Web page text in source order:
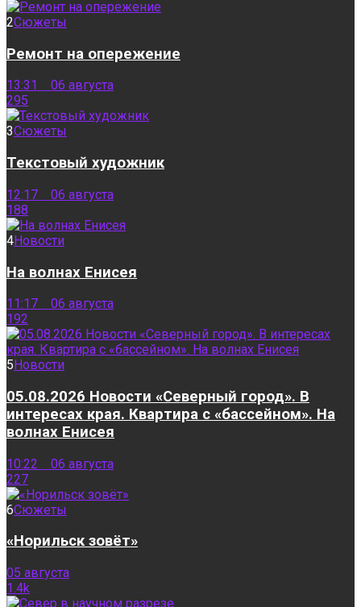
2Сюжеты
Ремонт на опережение
13:31 06 августа
295
3Сюжеты
Текстовый художник
12:17 06 августа
188
4Новости
На волнах Енисея
11:17 06 августа
192
5 Новости
05.08.2026 Новости «Северный город». В
интересах края. Квартира с «бассейном». На
волнах Енисея
10:22 06 августа
227
6Сюжеты
«Норильск зовёт»
05 августа
1.4k